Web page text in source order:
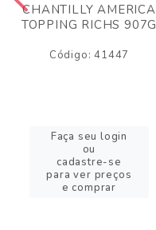
CHANTILLY AMERICA
TOPPING RICHS 907G
Código: 41447
Faça seu login
ou
cadastre-se
para ver preços
e comprar